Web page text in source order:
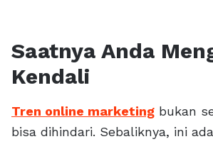
Saatnya Anda
Kendali
Tren online marketing bukan
bisa dihindari. Sebaliknya, ini